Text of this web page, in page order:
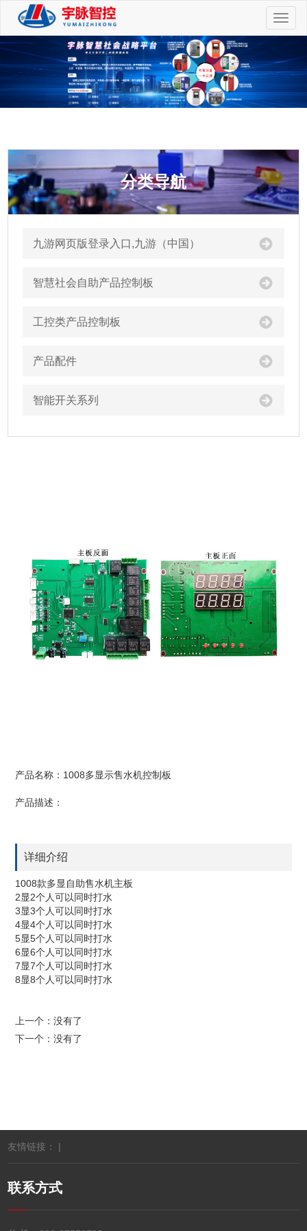
切
换
航
分类导航
九游网页版登录入口,九游（中国）
智慧社会自助产品控制板
工控类产品控制板
产品配件
智能开关系列
产品名称：1008多显示售水机控制板
产品描述：
详细介绍
1008款多显自助售水机主板
2显2个人可以同时打水
3显3个人可以同时打水
4显4个人可以同时打水
5显5个人可以同时打水
6显6个人可以同时打水
7显7个人可以同时打水
8显8个人可以同时打水
上一个：没有了
下一个：没有了
友情链接： |
联系方式